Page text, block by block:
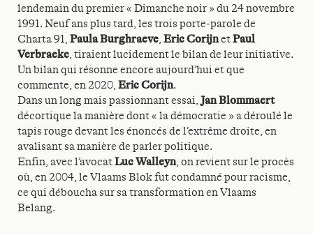
lendemain du premier « Dimanche noir » du 24 novembre
1991. Neuf ans plus tard, les trois porte-parole de
Charta 91, Paula Burghraeve, Eric CorijnetPaul
Verbraeke, tiraient lucidement le bilan de leur initiative.
Un bilan qui résonne encore aujourd’hui et que
commente, en 2020, Eric Corijn.
Dans un long mais passionnant essai, Jan Blommaert
décortique la manière dont « la démocratie » a déroulé le
tapis rouge devant les énoncés de l’extrême droite, en
avalisant sa manière de parler politique.
Enfin, avec l’avocatLuc Walleyn, on revient sur le procès
où, en 2004, le Vlaams Blok fut condamné pour racisme,
ce qui déboucha sur sa transformation en Vlaams
Belang.